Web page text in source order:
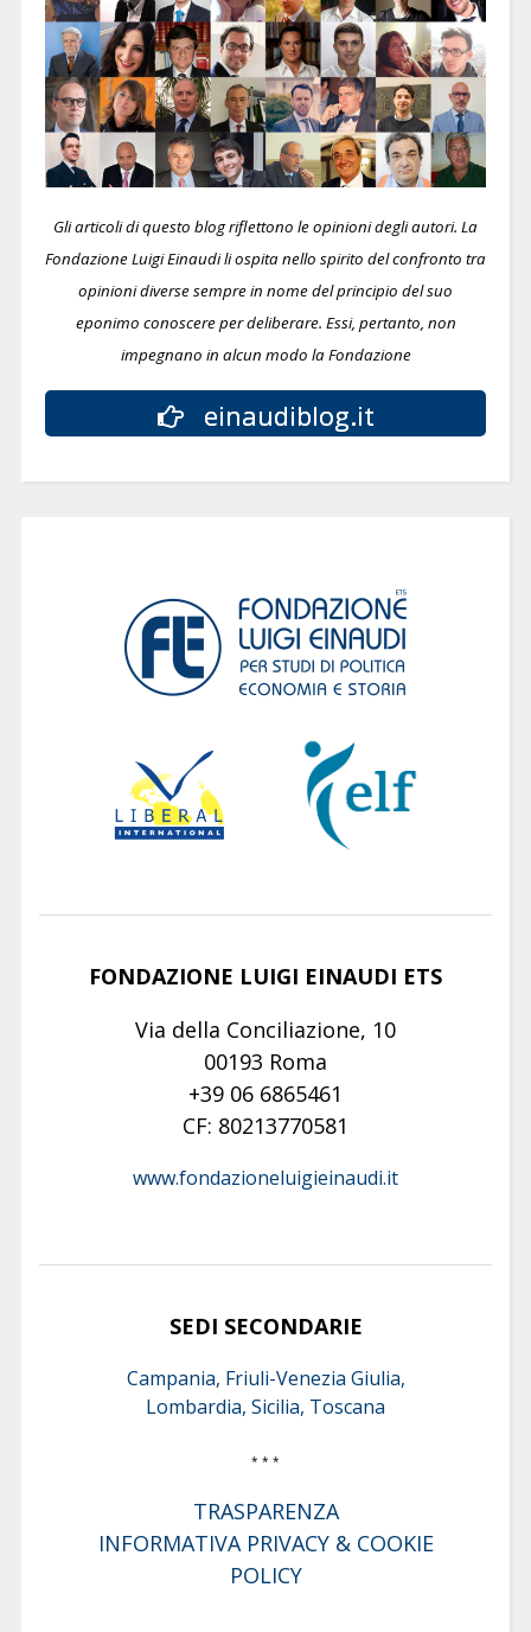
Gli articoli di questo blog riflettono le opinioni degli autori. La
Fondazione Luigi Einaudi li ospita nello spirito del confronto tra
opinioni diverse sempre in nome del principio del suo
eponimo conoscere per deliberare. Essi, pertanto, non
impegnano in alcun modo la Fondazione
einaudiblog.it
FONDAZIONE LUIGI EINAUDI ETS
Via della Conciliazione, 10
00193 Roma
+39 06 6865461
CF: 80213770581
www.fondazioneluigieinaudi.it
SEDI SECONDARIE
Campania, Friuli-Venezia Giulia,
Lombardia, Sicilia, Toscana
* * *
TRASPARENZA
INFORMATIVA PRIVACY & COOKIE
POLICY